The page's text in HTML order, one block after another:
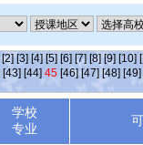
[2] [3] [4] [5] [6] [7] [8] [9] [10]
[43] [44] 45 [46] [47] [48] [49]
学校
专业